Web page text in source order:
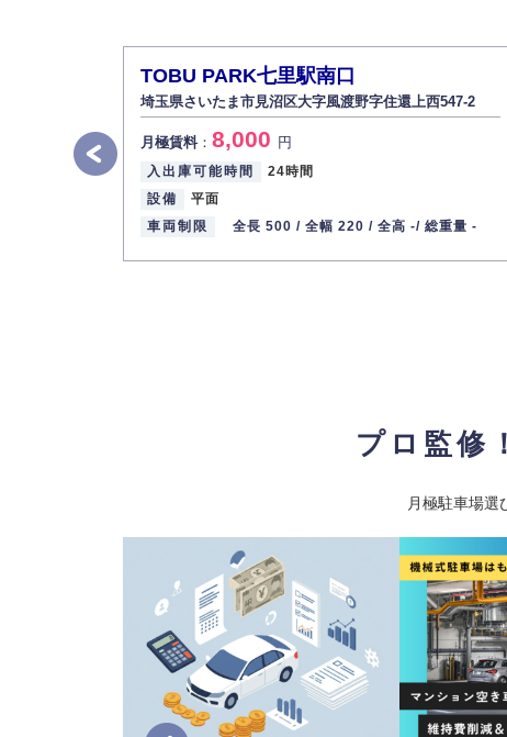
埼玉県さいたま市見沼区大字風渡野597-1
入出庫可能時間
24時間
設備
平面
車両制限
全長 200/ 全幅 100/ 全高 / 総重量
最寄り駅
東武野田線 / 七里駅
TOBU PARK七里駅南口
埼玉県さいたま市見沼区大字風渡野字住還上西547-2
月極賃料： 8,000 円
入出庫可能時間
24時間
設備
平面
車両制限
全長 500 / 全幅 220 / 全高 -/ 総重量 -
プロ監修
月極駐車場選